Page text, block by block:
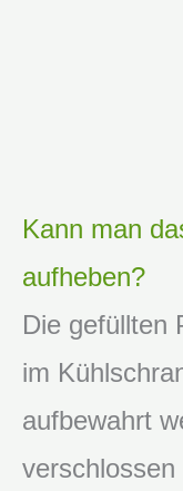
Kann man
aufheben?
Die gefüllten
im
aufbewahrt
verschlossen